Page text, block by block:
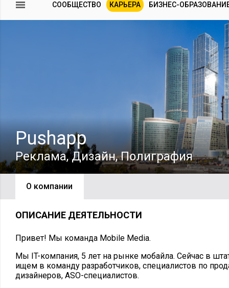
СООБЩЕСТВО КАРЬЕРА БИЗНЕС-
Pushapp
Реклама, Дизайн, Полиграфия
О компании
ОПИСАНИЕ ДЕЯТЕЛЬНОСТИ
Привет! Мы команда Mobile Media.
Мы IT-компания, 5 лет на рынке мобайла. Сейчас в
ищем в команду разработчиков, специалистов по
дизайнеров, ASO-специалистов.